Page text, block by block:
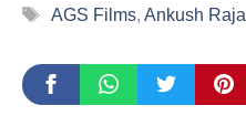
Tags
AGS Films, Ankush Raja